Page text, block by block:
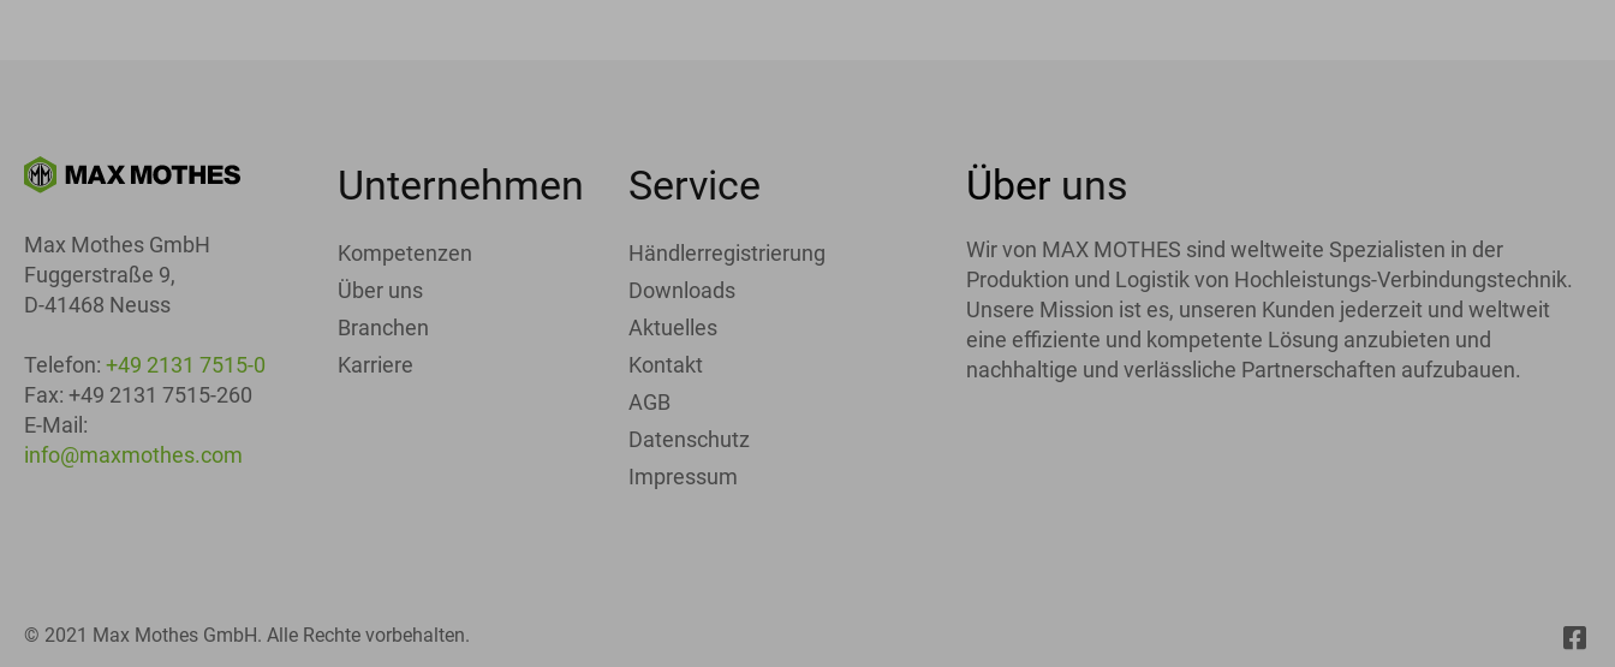
Max Mothes GmbH
Fuggerstraße 9,
D-41468 Neuss
Telefon: +49 2131 7515-0
Fax: +49 2131 7515-260
E-Mail:
info@maxmothes.com
Unternehmen
Kompetenzen
Über uns
Branchen
Karriere
Service
Händlerregistrierung
Downloads
Aktuelles
Kontakt
AGB
Datenschutz
Impressum
Über uns
Wir von MAX MOTHES sind weltweite Spezialisten in der
Produktion und Logistik von Hochleistungs-Verbindungstechnik.
Unsere Mission ist es, unseren Kunden jederzeit und weltweit
eine effiziente und kompetente Lösung anzubieten und
nachhaltige und verlässliche Partnerschaften aufzubauen.
© 2021 Max Mothes GmbH. Alle Rechte vorbehalten.